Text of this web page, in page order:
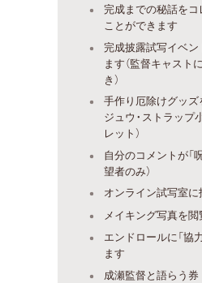
完成までの秘話を
ことができます
完成披露試写イベン
ます（監督キャス
き）
手作り厄除けグッズ
ジュウ・ストラップ
レット）
自分のコメントが「
望者のみ）
オンライン試写室
メイキング写真を
エンドロールに「協
ます
成瀬監督と語らう券